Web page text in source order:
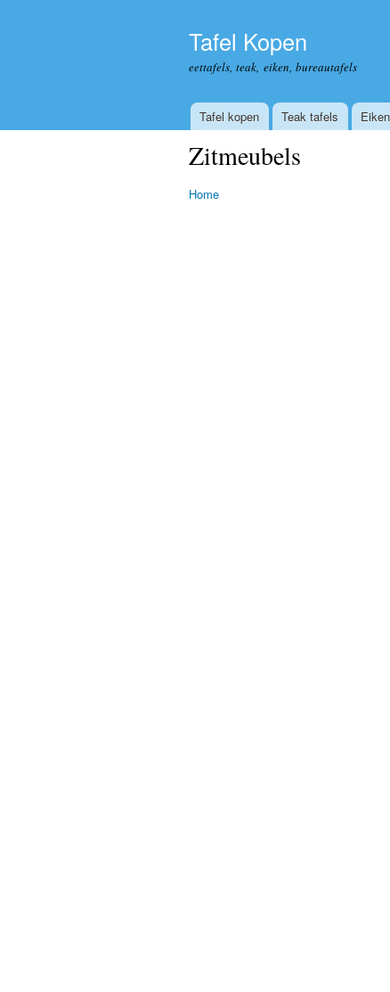
Tafel Kopen
eettafels, teak, eiken, bureautafels
Tafel kopen Teak tafels
Zitmeubels
Home